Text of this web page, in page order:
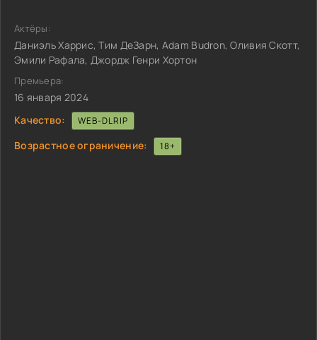
Актёры:
Даниэль Харрис, Тим ДеЗарн, Adam Budron, Оливия Скотт,
Эмили Рафала, Джордж Генри Хортон
Премьера:
16 января 2024
Качество:
WEB-DLRIP
Возрастное ограничение: 18+